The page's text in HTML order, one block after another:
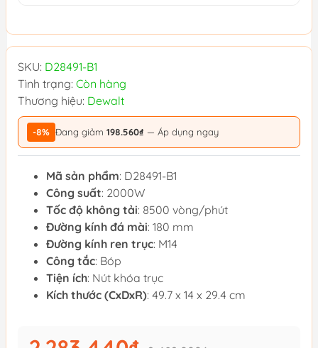
SKU: D28491-B1
Tình trạng: Còn hàng
Thương hiệu: Dewalt
-8% Đang giảm 198.560₫ — Áp dụng ngay
Mã sản phẩm: D28491-B1
Công suất: 2000W
Tốc độ không tải: 8500 vòng/phút
Đường kính đá mài: 180 mm
Đường kính ren trục: M14
Công tắc: Bóp
Tiện ích: Nút khóa trục
Kích thước (CxDxR): 49.7 x 14 x 29.4 cm